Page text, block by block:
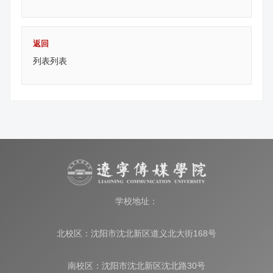
返回
列表列表
学校地址：
北校区：沈阳市沈北新区道义北大街168号
南校区：沈阳市沈北新区沈北路30号